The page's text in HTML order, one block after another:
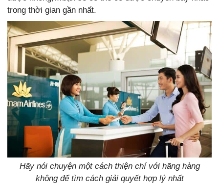
trong thời gian gần nhất.
Hãy nói chuyện một cách thiện chí với hãng hàng
không để tìm cách giải quyết hợp lý nhất